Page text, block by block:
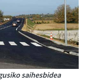
saihesbidea